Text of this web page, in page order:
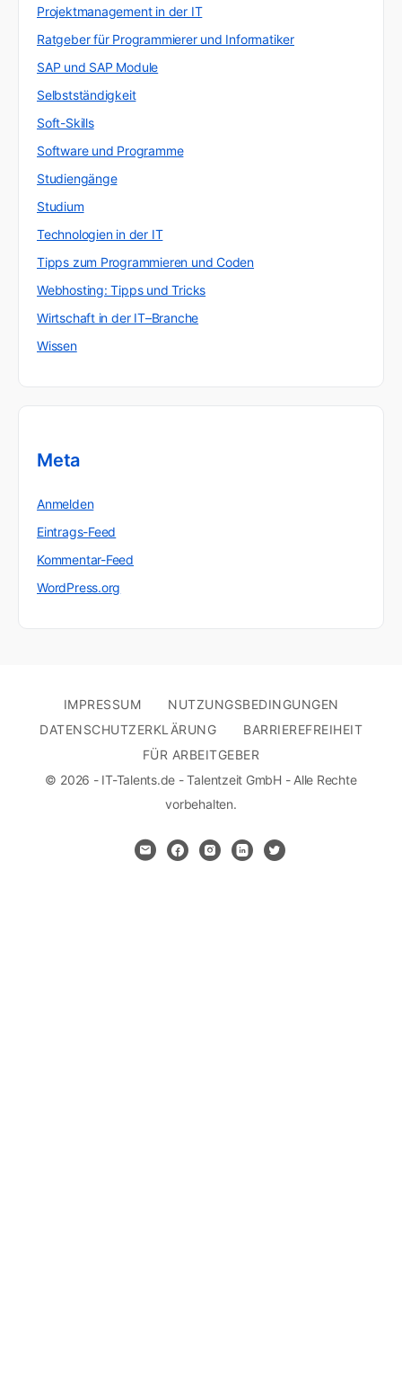
Projektmanagement in der IT
Ratgeber für Programmierer und Informatiker
SAP und SAP Module
Selbstständigkeit
Soft-Skills
Software und Programme
Studiengänge
Studium
Technologien in der IT
Tipps zum Programmieren und Coden
Webhosting: Tipps und Tricks
Wirtschaft in der IT–Branche
Wissen
Meta
Anmelden
Eintrags-Feed
Kommentar-Feed
WordPress.org
IMPRESSUM
NUTZUNGSBEDINGUNGEN
DATENSCHUTZERKLÄRUNG
BARRIEREFREIHEIT
FÜR ARBEITGEBER
© 2026 - IT-Talents.de - Talentzeit GmbH - Alle Rechte
vorbehalten.